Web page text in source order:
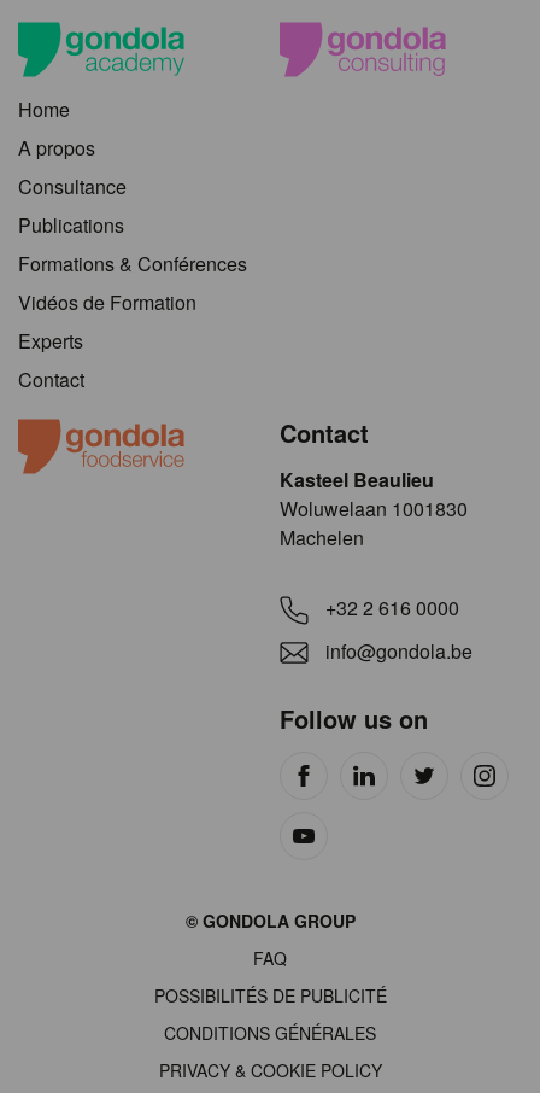
Home
A propos
Consultance
Publications
Formations & Conférences
Vidéos de Formation
Experts
Contact
Contact
Kasteel Beaulieu
​​​Woluwelaan 1001830
Machelen
+32 2 616 0000
info@gondola.be
Follow us on
© GONDOLA GROUP
FAQ
POSSIBILITÉS DE PUBLICITÉ
CONDITIONS GÉNÉRALES
PRIVACY & COOKIE POLICY